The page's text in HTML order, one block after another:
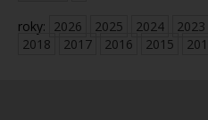
roky: 2026 2025 2024 2023
2018
2017 2016 2015